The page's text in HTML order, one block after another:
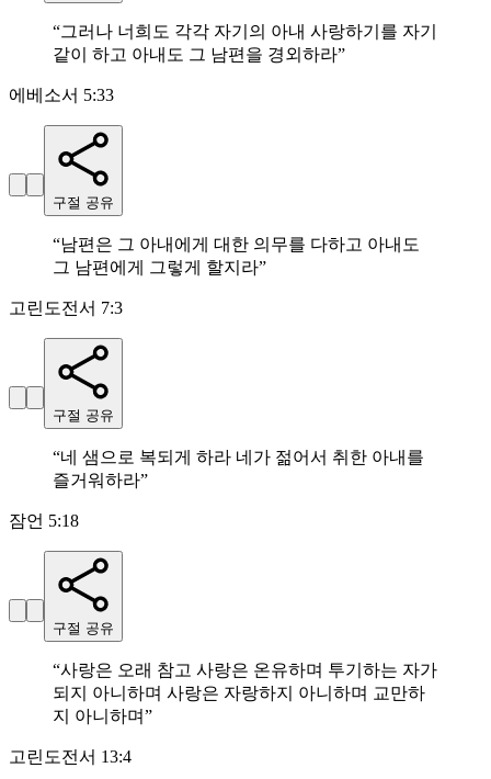
“그러나 너희도 각각 자기의 아내 사랑하기를 자기
같이 하고 아내도 그 남편을 경외하라”
에베소서 5:33
구절 공유
“남편은 그 아내에게 대한 의무를 다하고 아내도
그 남편에게 그렇게 할지라”
고린도전서 7:3
구절 공유
“네 샘으로 복되게 하라 네가 젊어서 취한 아내를
즐거워하라”
잠언 5:18
구절 공유
“사랑은 오래 참고 사랑은 온유하며 투기하는 자가
되지 아니하며 사랑은 자랑하지 아니하며 교만하
지 아니하며”
고린도전서 13:4